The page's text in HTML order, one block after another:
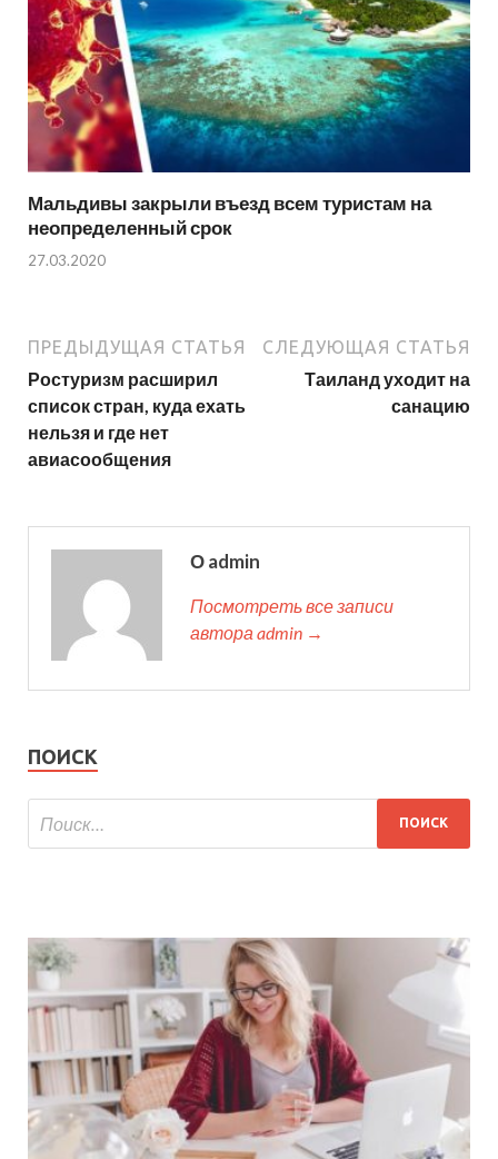
Мальдивы закрыли въезд всем туристам на
неопределенный срок
27.03.2020
ПРЕДЫДУЩАЯ СТАТЬЯ
Ростуризм расширил
список стран, куда ехать
нельзя и где нет
авиасообщения
СЛЕДУЮЩАЯ СТАТЬЯ
Таиланд уходит на
санацию
О admin
Посмотреть все записи
автора admin →
ПОИСК